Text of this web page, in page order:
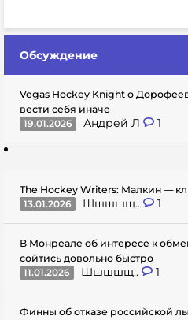
Обсуждение
Vegas Hockey Knight о
вести себя иначе
19.01.2026
Андрей Л 1
The Hockey Writers: Малкин —
13.01.2026
Шшшшщ.. 1
В Монреале об интересе к
сойтись довольно быстро
11.01.2026
Шшшшщ.. 1
Финны об отказе российской